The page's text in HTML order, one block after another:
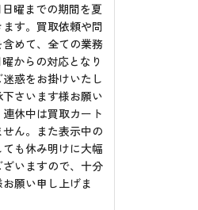
曜までの期間を夏
す。買取依頼や問
めて、全ての業務
からの対応となり
惑をお掛けいたし
さいます様お願い
休中は買取カート
ん。また表示中の
も休み明けに大幅
いますので、十分
願い申し上げま